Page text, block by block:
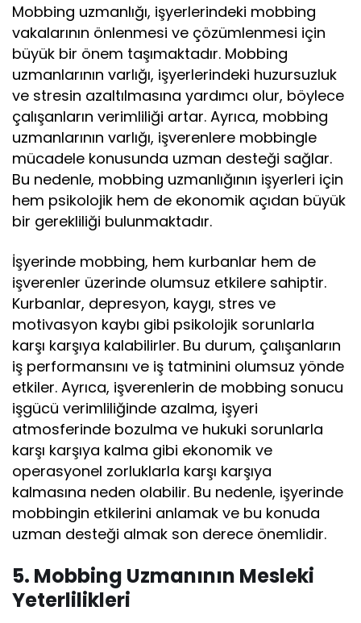
Mobbing uzmanlığı, işyerlerindeki mobbing
vakalarının önlenmesi ve çözümlenmesi için
büyük bir önem taşımaktadır. Mobbing
uzmanlarının varlığı, işyerlerindeki huzursuzluk
ve stresin azaltılmasına yardımcı olur, böylece
çalışanların verimliliği artar. Ayrıca, mobbing
uzmanlarının varlığı, işverenlere mobbingle
mücadele konusunda uzman desteği sağlar.
Bu nedenle, mobbing uzmanlığının işyerleri için
hem psikolojik hem de ekonomik açıdan büyük
bir gerekliliği bulunmaktadır.
İşyerinde mobbing, hem kurbanlar hem de
işverenler üzerinde olumsuz etkilere sahiptir.
Kurbanlar, depresyon, kaygı, stres ve
motivasyon kaybı gibi psikolojik sorunlarla
karşı karşıya kalabilirler. Bu durum, çalışanların
iş performansını ve iş tatminini olumsuz yönde
etkiler. Ayrıca, işverenlerin de mobbing sonucu
işgücü verimliliğinde azalma, işyeri
atmosferinde bozulma ve hukuki sorunlarla
karşı karşıya kalma gibi ekonomik ve
operasyonel zorluklarla karşı karşıya
kalmasına neden olabilir. Bu nedenle, işyerinde
mobbingin etkilerini anlamak ve bu konuda
uzman desteği almak son derece önemlidir.
5. Mobbing Uzmanının Mesleki
Yeterlilikleri